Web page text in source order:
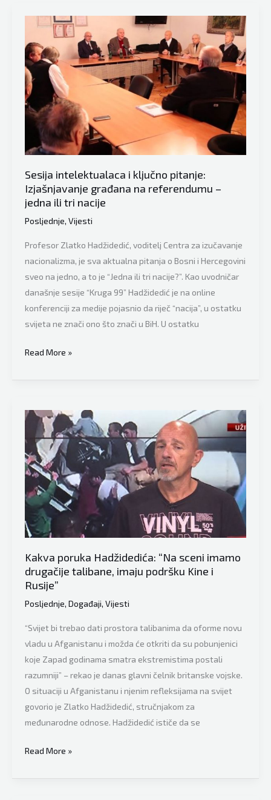
žestoko
Hadžifejzovića:
“Sa
poglavicama,
takav
je
koncept
pregovora
To
je
paradoksalno!”
Sesija intelektualaca i ključno pitanje:
Izjašnjavanje građana na referendumu –
jedna ili tri nacije
Posljednje, Vijesti
Profesor Zlatko Hadžidedić, voditelj Centra za izučavanje
nacionalizma, je sva aktualna pitanja o Bosni i Hercegovini
sveo na jedno, a to je “Jedna ili tri nacije?”. Kao uvodničar
današnje sesije “Kruga 99” Hadžidedić je na online
konferenciji za medije pojasnio da riječ “nacija”, u ostatku
svijeta ne znači ono što znači u BiH. U ostatku
Sesija
i
pitanje:
Izjašnjavanje
građana
na
referendumu
–
jedna
ili
tri
nacije
Read More »
Kakva poruka Hadžidedića: “Na sceni imamo
drugačije talibane, imaju podršku Kine i
Rusije”
Posljednje, Događaji, Vijesti
“Svijet bi trebao dati prostora talibanima da oforme novu
vladu u Afganistanu i možda će otkriti da su pobunjenici
koje Zapad godinama smatra ekstremistima postali
razumniji” – rekao je danas glavni čelnik britanske vojske.
O situaciji u Afganistanu i njenim refleksijama na svijet
govorio je Zlatko Hadžidedić, stručnjakom za
međunarodne odnose. Hadžidedić ističe da se
Kakva
Hadžidedića:
Read More »